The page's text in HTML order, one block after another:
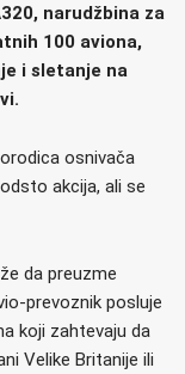
narudžbina za
100 aviona,
i sletanje na
osnivača
akcija, ali se
da preuzme
prevoznik posluje
koji zahtevaju da
Velike Britanije ili